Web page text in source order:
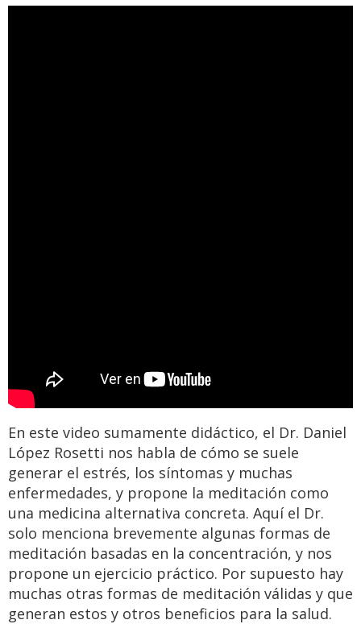
En este video sumamente didáctico, el Dr. Daniel
López Rosetti nos habla de cómo se suele
generar el estrés, los síntomas y muchas
enfermedades, y propone la meditación como
una medicina alternativa concreta. Aquí el Dr.
solo menciona brevemente algunas formas de
meditación basadas en la concentración, y nos
propone un ejercicio práctico. Por supuesto hay
muchas otras formas de meditación válidas y que
generan estos y otros beneficios para la salud.